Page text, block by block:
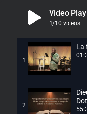
Video
1 /10 videos
1
La
2